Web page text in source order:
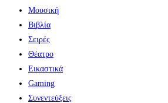
Μουσική
Βιβλία
Σειρές
Θέατρο
Εικαστικά
Gaming
Συνεντεύξεις